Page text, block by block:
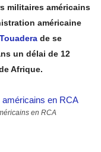
militaires américains
américaine
de se
un délai de 12
Afrique.
en RCA